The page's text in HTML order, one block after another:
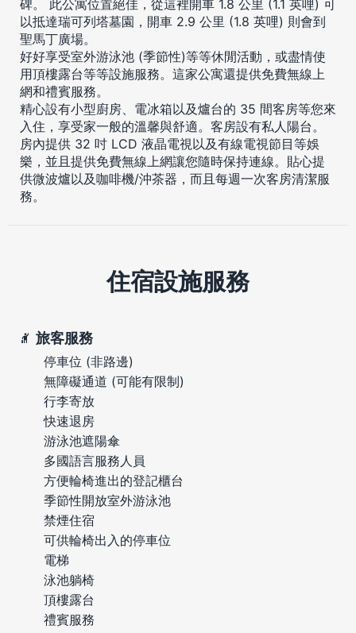
碑。 此公寓位置絕佳，從這裡開車 1.8 公里 (1.1 英哩) 可
以抵達瑞可列塔墓園，開車 2.9 公里 (1.8 英哩) 則會到
聖馬丁廣場。
好好享受室外游泳池 (季節性)等等休閒活動，或盡情使
用頂樓露台等等設施服務。這家公寓還提供免費無線上
網和禮賓服務。
精心設有小型廚房、電冰箱以及爐台的 35 間客房等您來
入住，享受家一般的溫馨與舒適。客房設有私人陽台。
房內提供 32 吋 LCD 液晶電視以及有線電視節目等娛
樂，並且提供免費無線上網讓您隨時保持連線。貼心提
供微波爐以及咖啡機/沖茶器，而且每週一次客房清潔服
務。
住宿設施服務
旅客服務
停車位 (非路邊)
無障礙通道 (可能有限制)
行李寄放
快速退房
游泳池遮陽傘
多國語言服務人員
方便輪椅進出的登記櫃台
季節性開放室外游泳池
禁煙住宿
可供輪椅出入的停車位
電梯
泳池躺椅
頂樓露台
禮賓服務